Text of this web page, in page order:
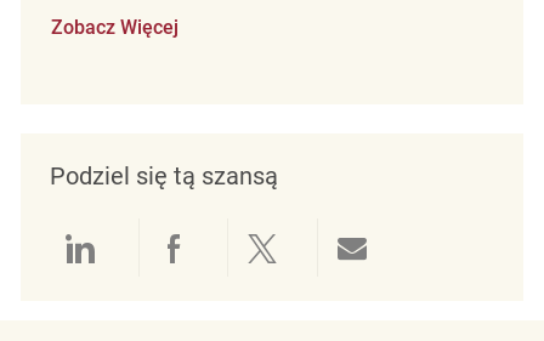
Zobacz Więcej
Podziel się tą szansą
Udostępnianie przez LinkedIn
Udostępnianie przez
Udostępnij przez